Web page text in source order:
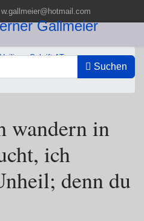
w.gallmeier@hotmail.com
Suchen
Schrift AT
Schlucht, ich fürchte kein
wandern in
ich
denn du